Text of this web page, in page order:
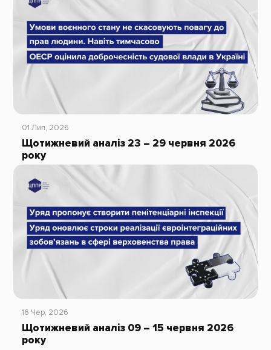
01 Лип, 2026
Щотижневий аналіз 23 – 29 червня 2026
року
16 Чер, 2026
Щотижневий аналіз 09 – 15 червня 2026
року